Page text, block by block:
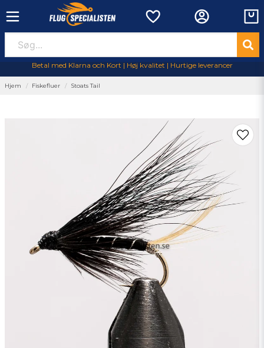
Betal med Klarna och Kort | Høj kvalitet | Hurtige leverancer
Hjem Fiskefluer Stoats Tail